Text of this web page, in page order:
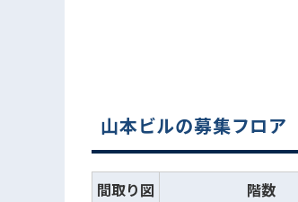
山本ビルの募集フロア
間取り図 階数